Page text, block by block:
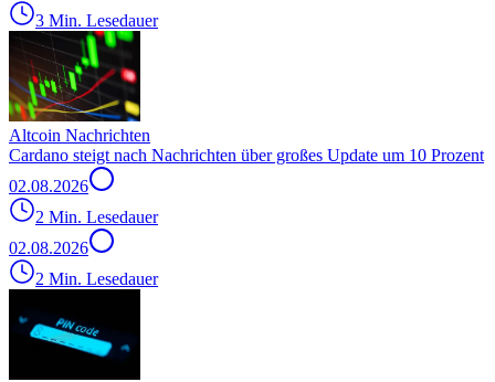
3 Min. Lesedauer
Altcoin Nachrichten
Cardano steigt nach Nachrichten über großes Update um 10 Prozent
02.08.2026
2 Min. Lesedauer
02.08.2026
2 Min. Lesedauer